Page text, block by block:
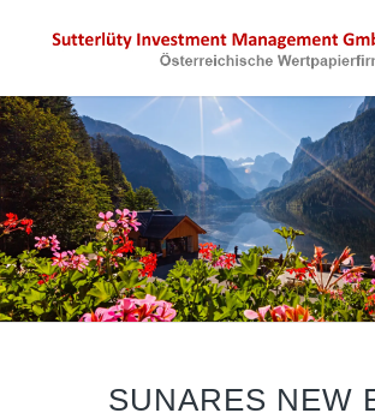
SUNARES NEW